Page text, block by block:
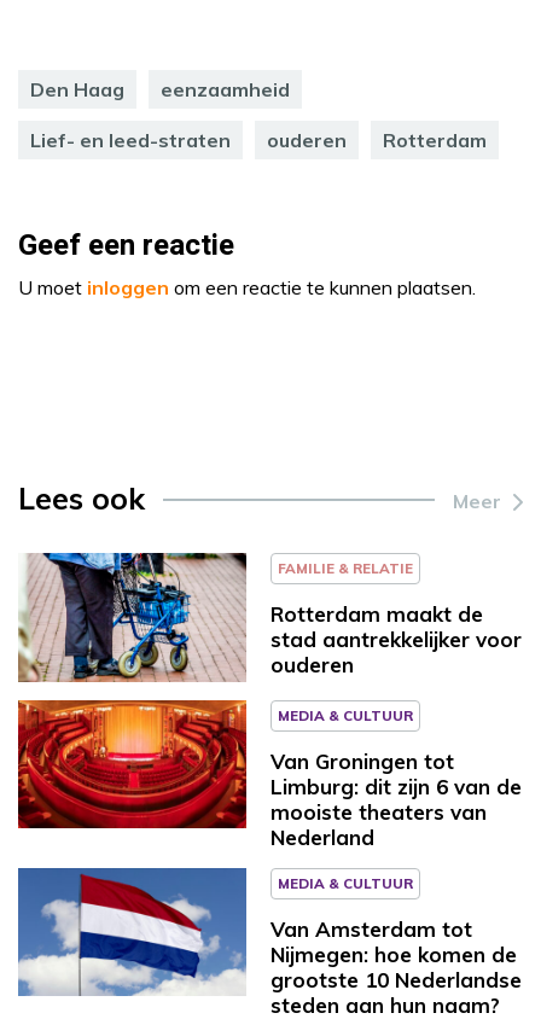
Den Haag eenzaamheid
Lief- en leed-straten ouderen Rotterdam
Geef een reactie
U moet inloggen om een reactie te kunnen plaatsen.
Lees ook Meer
FAMILIE & RELATIE
Rotterdam maakt de
stad aantrekkelijker voor
ouderen
MEDIA & CULTUUR
Van Groningen tot
Limburg: dit zijn 6 van de
mooiste theaters van
Nederland
MEDIA & CULTUUR
Van Amsterdam tot
Nijmegen: hoe komen de
grootste 10 Nederlandse
steden aan hun naam?